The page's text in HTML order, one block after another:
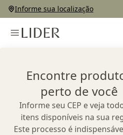
Informe sua localização
Encontre
perto de você
Informe seu CEP e veja
itens disponíveis na sua
Este processo é